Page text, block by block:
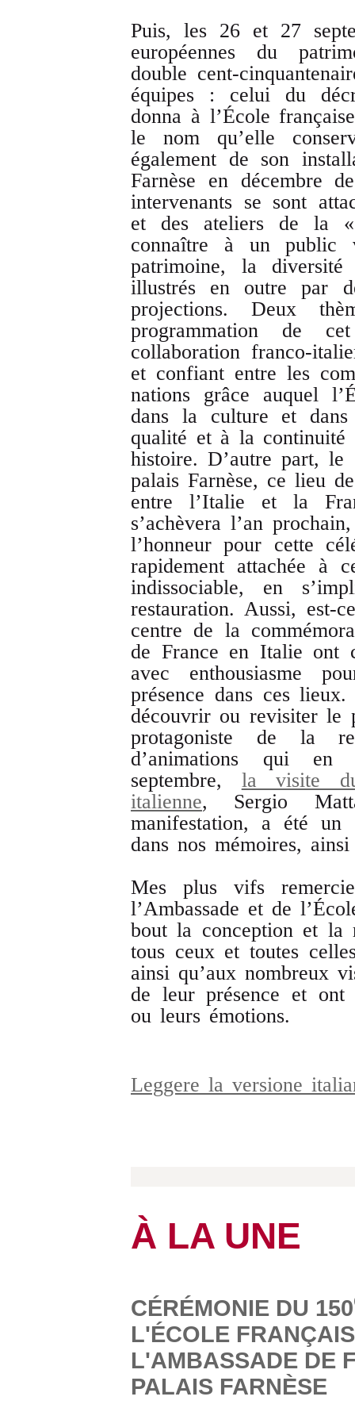
Puis, les 26 et 27
européennes du
double cent-
équipes : celui du
donna à l’École
le nom qu’elle
également de son
Farnèse en décembre
intervenants se sont
et des ateliers de la
connaître à un public
patrimoine, la
illustrés en outre par
projections. Deux
programmation de
collaboration franco-
et confiant entre les
nations grâce auquel
dans la culture et
qualité et à la continuité
histoire. D’autre part, le
palais Farnèse, ce lieu
entre l’Italie et la
s’achèvera l’an
l’honneur pour cette
rapidement attachée à
indissociable, en
restauration. Aussi, est-
centre de la
de France en Italie ont
avec enthousiasme
présence dans ces
découvrir ou revisiter le
protagoniste de la
d’animations qui en
septembre, la visite
italienne, Sergio
manifestation, a été un
dans nos mémoires,
Mes plus vifs
l’Ambassade et de
bout la conception et la
tous ceux et toutes
ainsi qu’aux nombreux
de leur présence et ont
ou leurs émotions.
Leggere la versione
À LA UNE
CÉRÉMONIE DU 150
L'ÉCOLE
L'AMBASSADE DE
PALAIS FARNÈSE